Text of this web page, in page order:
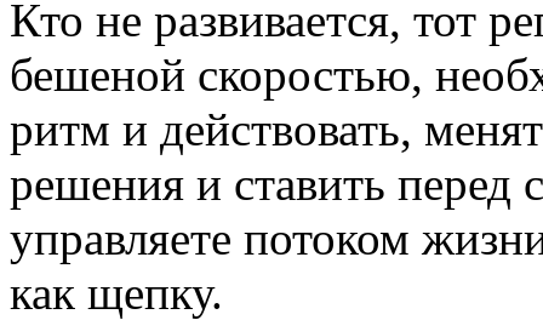
Кто не развивается, тот
бешеной скоростью,
ритм и действовать,
решения и ставить
управляете потоком
как щепку.